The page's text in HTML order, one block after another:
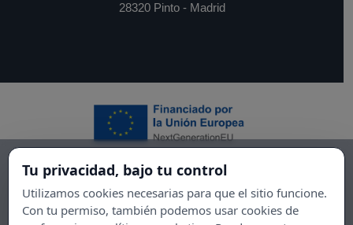
28320 Pinto - Madrid
Tu privacidad, bajo tu control
Utilizamos cookies necesarias para que el sitio funcione.
Con tu permiso, también podemos usar cookies de